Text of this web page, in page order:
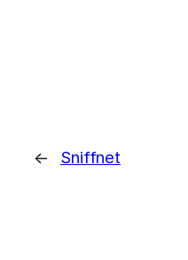
← Sniffnet